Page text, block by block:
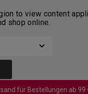
to view content
shop online.
für Bestellungen ab 99